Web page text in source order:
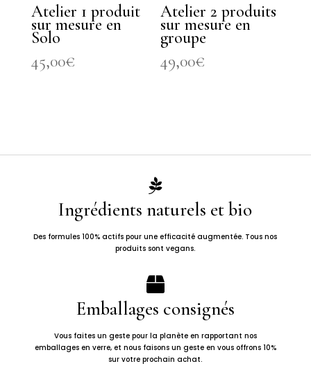
Atelier 1 produit
sur mesure en
Solo
45,00€
Atelier 2 produits
sur mesure en
groupe
49,00€

Ingrédients naturels et bio
Des formules 100% actifs pour une efficacité augmentée. Tous nos
produits sont vegans.

Emballages consignés
Vous faites un geste pour la planète en rapportant nos
emballages en verre, et nous faisons un geste en vous offrons 10%
sur votre prochain achat.